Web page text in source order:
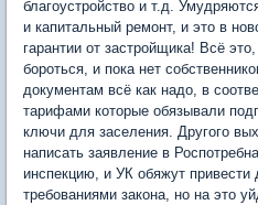
благоустройство и т.д.
и капитальный ремонт, и это в
гарантии от застройщика! Всё
бороться, и пока нет
документам всё как надо, в
тарифами которые обязывали
ключи для заселения. Другого
написать заявление в
инспекцию, и УК обяжут привести
требованиями закона, но на это